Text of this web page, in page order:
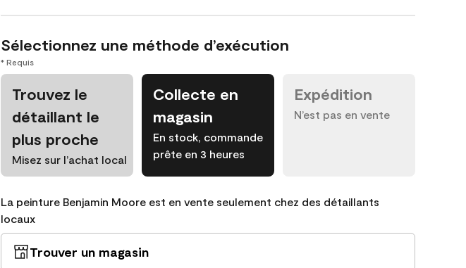
Sélectionnez une méthode d’exécution
* Requis
Trouvez le
détaillant le
plus proche
Misez sur l’achat local
Collecte en
magasin
En stock, commande
prête en 3 heures
Expédition
N’est pas en vente
La peinture Benjamin Moore est en vente seulement chez des détaillants
locaux
Trouver un magasin